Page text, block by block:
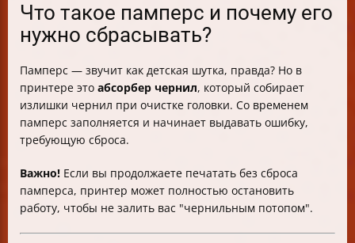
Что такое памперс и почему его
нужно сбрасывать?
Памперс — звучит как детская шутка, правда? Но в
принтере это абсорбер чернил, который собирает
излишки чернил при очистке головки. Со временем
памперс заполняется и начинает выдавать ошибку,
требующую сброса.
Важно! Если вы продолжаете печатать без сброса
памперса, принтер может полностью остановить
работу, чтобы не залить вас "чернильным потопом".